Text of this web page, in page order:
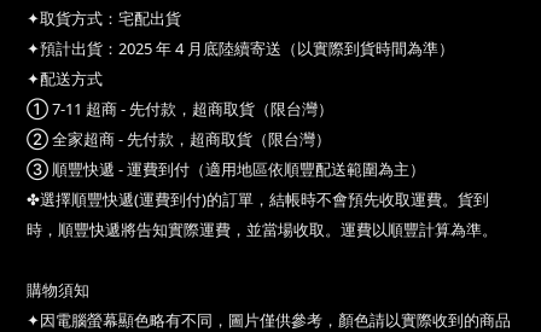
✦取貨方式：宅配出貨
✦預計出貨：2025 年 4 月底陸續寄送（以實際到貨時間為準）
✦配送方式
① 7-11 超商 - 先付款，超商取貨（限台灣）
② 全家超商 - 先付款，超商取貨（限台灣）
③ 順豐快遞 - 運費到付（適用地區依順豐配送範圍為主）
✤選擇順豐快遞(運費到付)的訂單，結帳時不會預先收取運費。貨到
時，順豐快遞將告知實際運費，並當場收取。運費以順豐計算為準。
購物須知
✦因電腦螢幕顯色略有不同，圖片僅供參考，顏色請以實際收到的商品